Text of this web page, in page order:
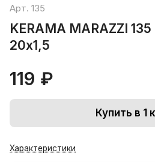
Арт. 135
KERAMA MARAZZI
20х1,5
119 ₽
Купить в 1
Характеристики